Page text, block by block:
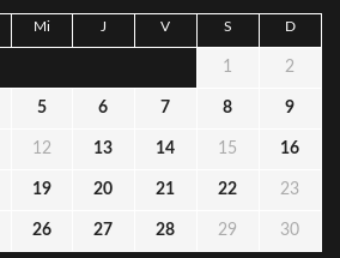
Mi J V S D
1 2
5 6 7 8 9
12 13 14 15 16
19 20 21 22 23
26 27 28 29 30